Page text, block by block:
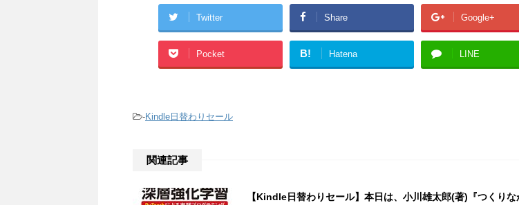
Twitter Share Google+
Pocket B! Hatena LINE
-Kindle日替わりセール
関連記事
【Kindle日替わりセール】本日は、小川雄太郎(著)『つくり